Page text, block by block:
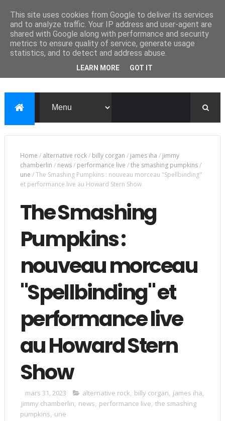
Home / alternative rock/ billy corgan / james iha / jimmy
chamberlin / news/ performance live /the smashing pumpkins/
une /The Smashing Pumpkins : nouveau morceau "Spellbinding"
et performance live au Howard Stern Show
The Smashing
Pumpkins :
nouveau morceau
"Spellbinding" et
performance live
au Howard Stern
Show
mars 31, 2023 alternative rock, billy corgan, james iha,
jimmy chamberlin, news, performance live, the smashing
pumpkins, une
This site uses cookies from Google to deliver its services
and to analyze traffic. Your IP address and user-agent are
shared with Google along with performance and security
metrics to ensure quality of service, generate usage
statistics, and to detect and address abuse.
LEARN MORE GOT IT